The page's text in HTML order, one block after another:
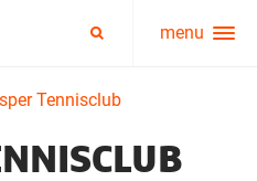
menu
Tennisclub